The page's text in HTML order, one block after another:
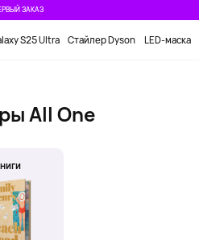
ЗАКАЗ
S25 Ultra Стайлер Dyson LED-маска
All One